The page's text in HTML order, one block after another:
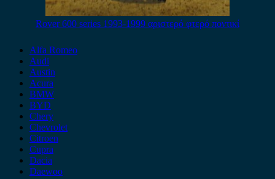
Rover 600 series 1993-1999 αριστερό φτερό ποντικί
Alfa Romeo
Audi
Austin
Acura
BMW
BYD
Chery
Chevrolet
Citroen
Cupra
Dacia
Daewoo